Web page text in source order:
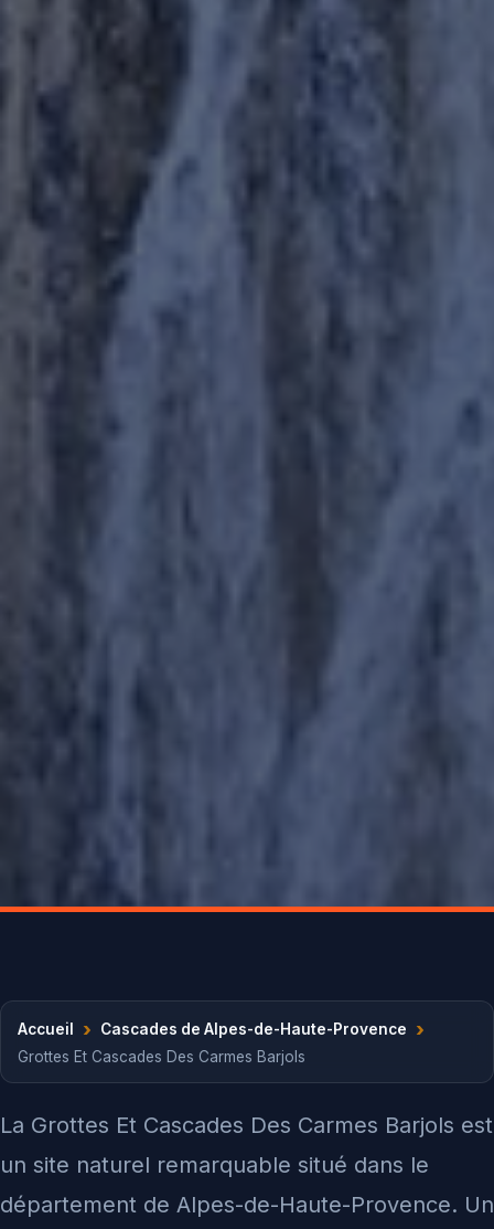
Accueil › Cascades de Alpes-de-Haute-Provence ›
Grottes Et Cascades Des Carmes Barjols
La Grottes Et Cascades Des Carmes Barjols est
un site naturel remarquable situé dans le
département de Alpes-de-Haute-Provence. Un